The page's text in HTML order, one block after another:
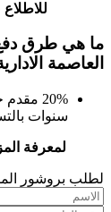
ما هي طرق دفع
العاصمة
سنوات
لمعرفة
لطلب بروشور